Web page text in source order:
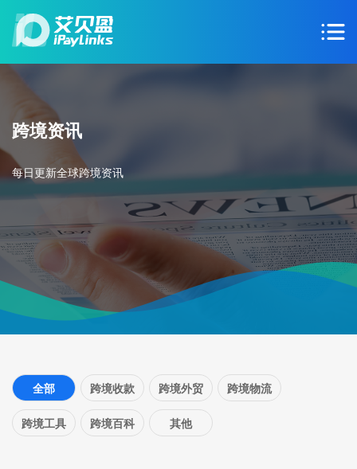
跨境资讯
每日更新全球跨境资讯
全部 跨境收款 跨境外贸 跨境物流
跨境工具 跨境百科 其他